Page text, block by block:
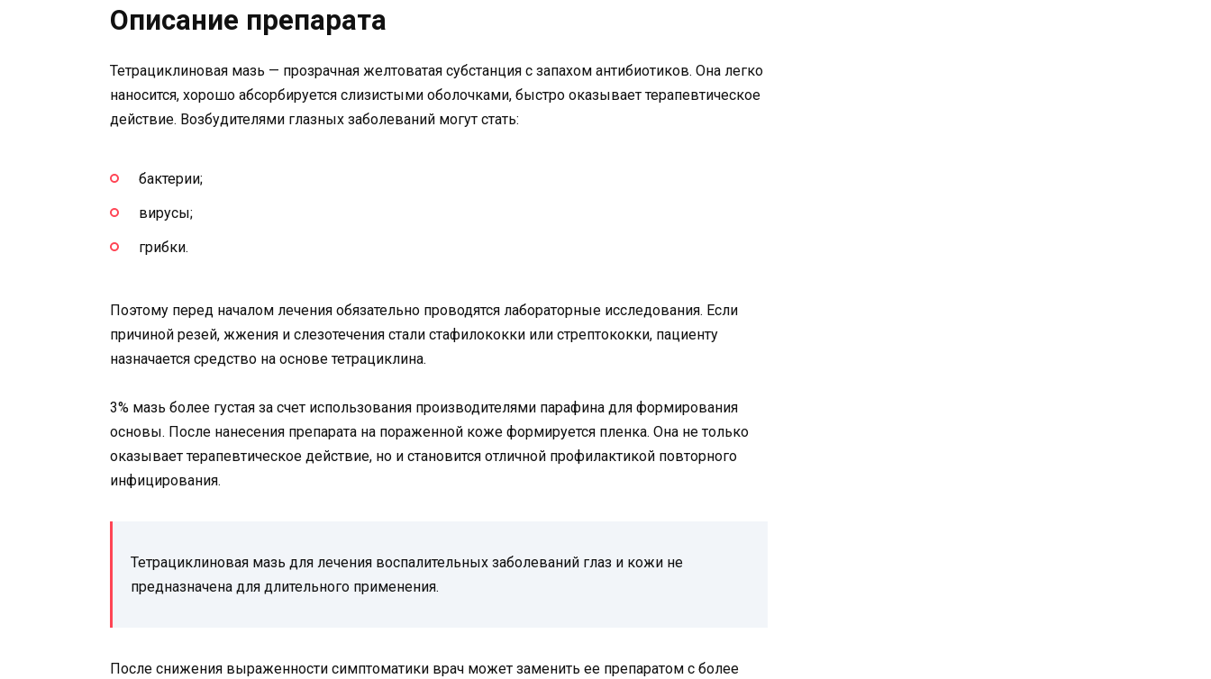
Описание препарата
Тетрациклиновая мазь — прозрачная желтоватая субстанция с запахом антибиотиков. Она легко
наносится, хорошо абсорбируется слизистыми оболочками, быстро оказывает терапевтическое
действие. Возбудителями глазных заболеваний могут стать:
бактерии;
вирусы;
грибки.
Поэтому перед началом лечения обязательно проводятся лабораторные исследования. Если
причиной резей, жжения и слезотечения стали стафилококки или стрептококки, пациенту
назначается средство на основе тетрациклина.
3% мазь более густая за счет использования производителями парафина для формирования
основы. После нанесения препарата на пораженной коже формируется пленка. Она не только
оказывает терапевтическое действие, но и становится отличной профилактикой повторного
инфицирования.
Тетрациклиновая мазь для лечения воспалительных заболеваний глаз и кожи не
предназначена для длительного применения.
После снижения выраженности симптоматики врач может заменить ее препаратом с более